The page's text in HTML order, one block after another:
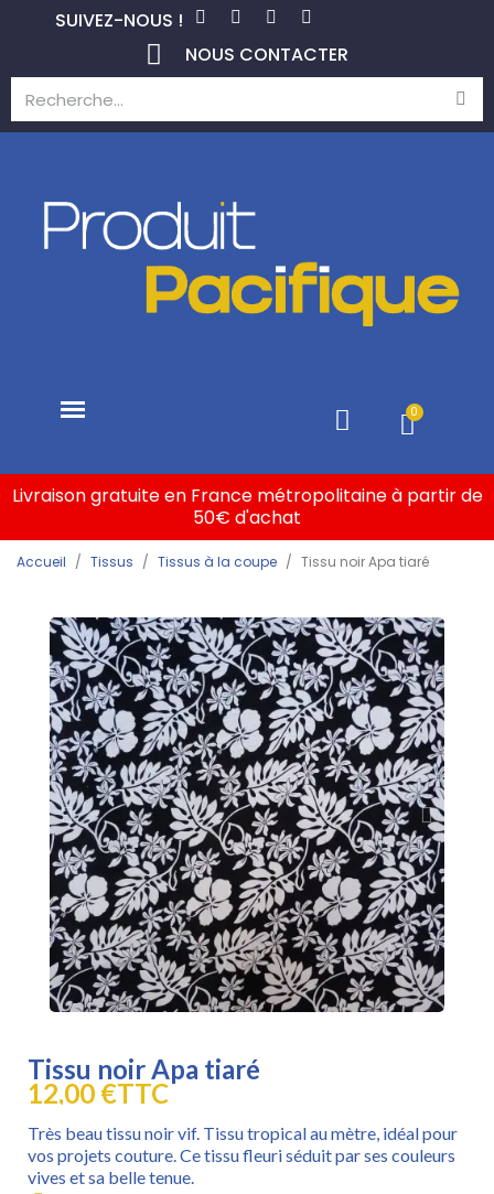
SUIVEZ-NOUS !
NOUS CONTACTER
Livraison gratuite en France métropolitaine à partir de
50€ d'achat
Accueil Tissus Tissus à la coupe Tissu noir Apa tiaré
Tissu noir Apa tiaré
12,00 €TTC
Très beau tissu noir vif. Tissu tropical au mètre, idéal pour
vos projets couture. Ce tissu fleuri séduit par ses couleurs
vives et sa belle tenue.